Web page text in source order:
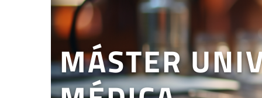
MÁSTER